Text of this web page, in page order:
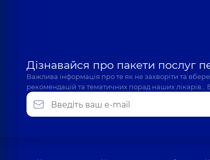
Дізнавайся про пакети послуг
Важлива інформація про те як не захворіти та
рекомендацій та тематичних порад наших лікарів…